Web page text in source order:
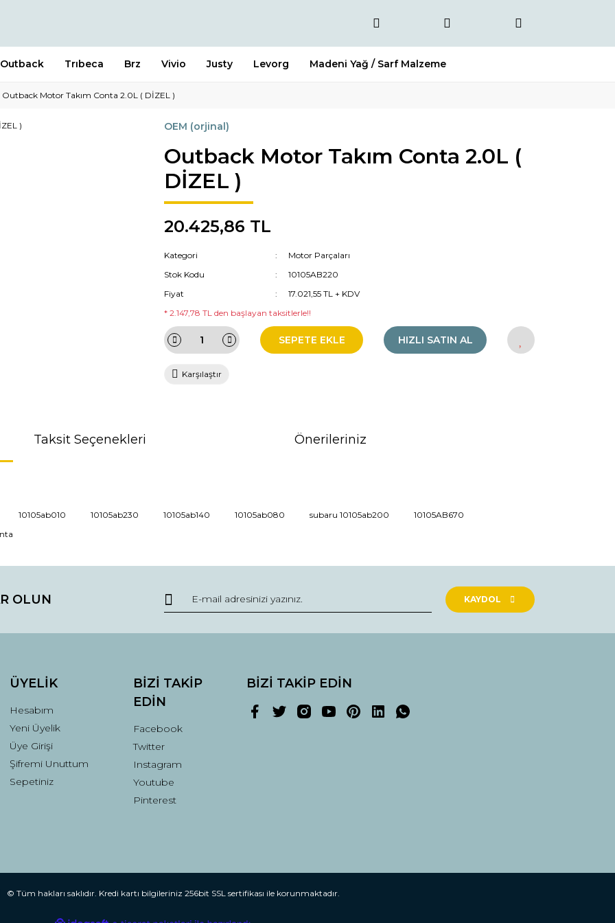
Outback Trıbeca Brz Vivio Justy Levorg Madeni Yağ / Sarf Malzeme
Outback Motor Takım Conta 2.0L ( DİZEL )
OEM (orjinal)
Outback Motor Takım Conta 2.0L (
DİZEL )
20.425,86 TL
Kategori
Motor Parçaları
Stok Kodu
10105AB220
Fiyat
17.021,55 TL + KDV
* 2.147,78 TL den başlayan taksitlerle!!
SEPETE EKLE HIZLI SATIN AL
Karşılaştır
Taksit Seçenekleri Önerileriniz
ve diğer konularda yetersiz gördüğünüz noktaları öneri formunu kullanarak tarafımıza iletebilirsiniz.
Gönder
10105ab010 10105ab230 10105ab140 10105ab080 subaru 10105ab200
10105AB670
OLUN KAYDOL
ÜYELİK
Hesabım
Yeni Üyelik
Üye Girişi
Şifremi Unuttum
Sepetiniz
BİZİ TAKİP
EDİN
Facebook
Twitter
Instagram
Youtube
Pinterest
BİZİ TAKİP EDİN
© Tüm hakları saklıdır. Kredi kartı bilgileriniz 256bit SSL sertifikası ile korunmaktadır.